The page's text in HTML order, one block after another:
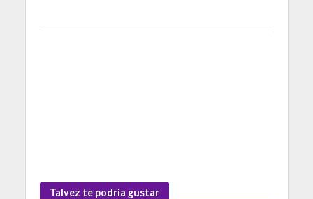
Talvez te podria gustar